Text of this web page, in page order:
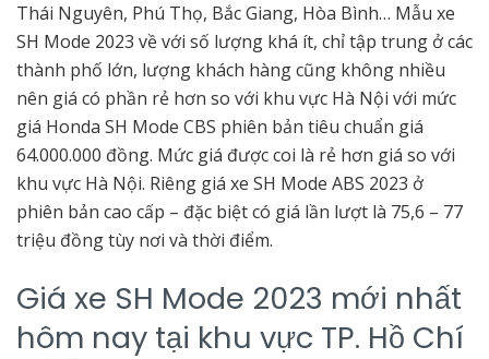
Thái Nguyên, Phú Thọ, Bắc Giang, Hòa Bình… Mẫu xe
SH Mode 2023 về với số lượng khá ít, chỉ tập trung ở các
thành phố lớn, lượng khách hàng cũng không nhiều
nên giá có phần rẻ hơn so với khu vực Hà Nội với mức
giá Honda SH Mode CBS phiên bản tiêu chuẩn giá
64.000.000 đồng. Mức giá được coi là rẻ hơn giá so với
khu vực Hà Nội. Riêng giá xe SH Mode ABS 2023 ở
phiên bản cao cấp – đặc biệt có giá lần lượt là 75,6 – 77
triệu đồng tùy nơi và thời điểm.
Giá xe SH Mode 2023 mới nhất
hôm nay tại khu vực TP. Hồ Chí